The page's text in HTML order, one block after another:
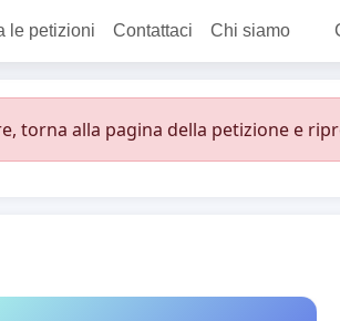
le petizioni Contattaci Chi siamo
torna alla pagina della petizione e